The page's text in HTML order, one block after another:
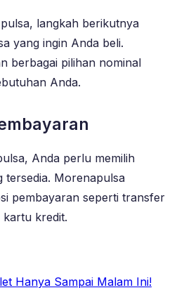
langkah berikutnya
yang ingin Anda beli.
berbagai pilihan nominal
Anda.
Anda perlu memilih
tersedia. Morenapulsa
pembayaran seperti transfer
kartu kredit.
Hanya Sampai Malam Ini!